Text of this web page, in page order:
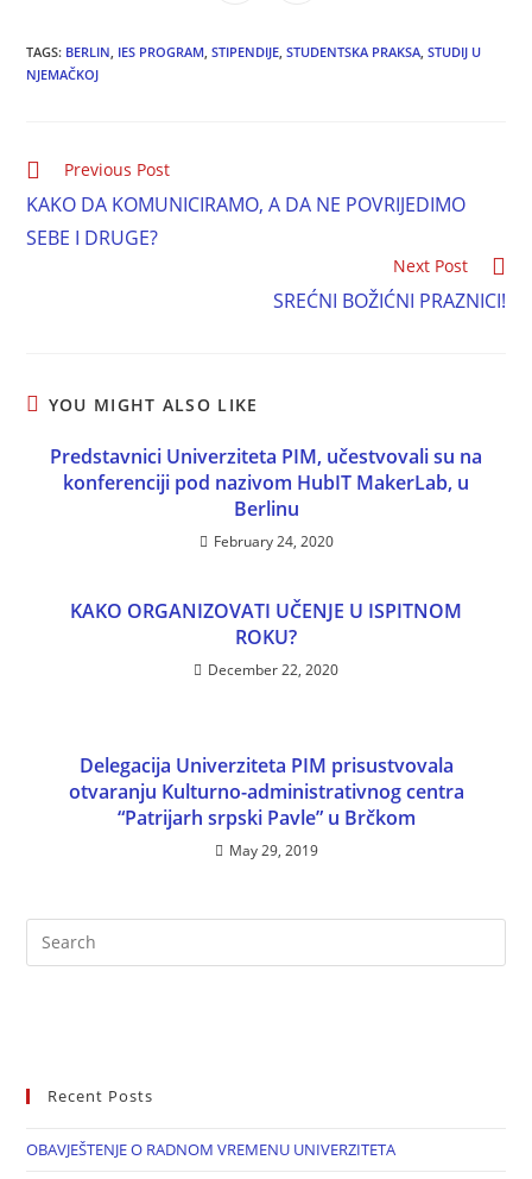
TAGS: BERLIN IES PROGRAM STIPENDIJE STUDENTSKA PRAKSA STUDIJ U
NJEMAČKOJ
Previous Post
KAKO DA KOMUNICIRAMO, A DA NE POVRIJEDIMO
SEBE I DRUGE?
Next Post
SREĆNI BOŽIĆNI PRAZNICI!
YOU MIGHT ALSO LIKE
Predstavnici Univerziteta PIM, učestvovali su na
konferenciji pod nazivom HubIT MakerLab, u
Berlinu
February 24, 2020
KAKO ORGANIZOVATI UČENJE U ISPITNOM
ROKU?
December 22, 2020
Delegacija Univerziteta PIM prisustvovala
otvaranju Kulturno-administrativnog centra
“Patrijarh srpski Pavle” u Brčkom
May 29, 2019
Recent Posts
OBAVJEŠTENJE O RADNOM VREMENU UNIVERZITETA